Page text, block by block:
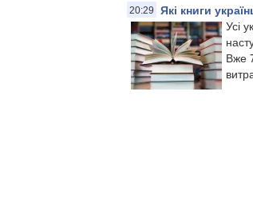
20:29
Які книги
Усі
Вже